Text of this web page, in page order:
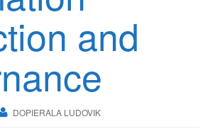
and
DOPIERALA LUDOVIK